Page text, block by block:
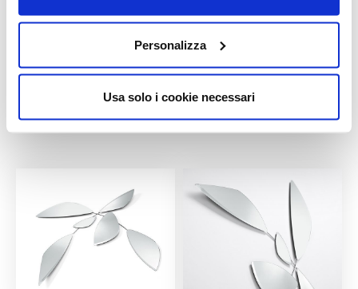
Personalizza
Usa solo i cookie necessari